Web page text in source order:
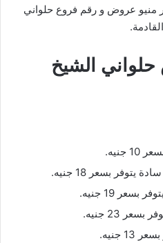
منيو عروض و رقم فروع حلواني
الشيخ
بسعر 18 جنيه.
19 جنيه.
23 جنيه.
جنيه.